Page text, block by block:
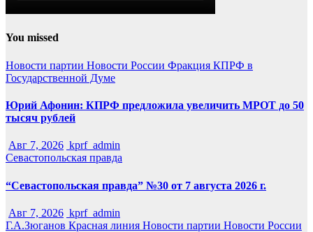
You missed
Новости партии Новости России Фракция КПРФ в
Государственной Думе
Юрий Афонин: КПРФ предложила увеличить МРОТ до 50
тысяч рублей
Авг 7, 2026 kprf_admin
Севастопольская правда
“Севастопольская правда” №30 от 7 августа 2026 г.
Авг 7, 2026 kprf_admin
Г.А.Зюганов Красная линия Новости партии Новости России